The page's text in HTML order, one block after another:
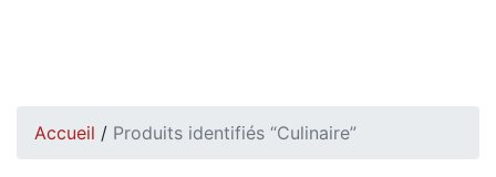
Accueil / Produits identifiés “Culinaire”